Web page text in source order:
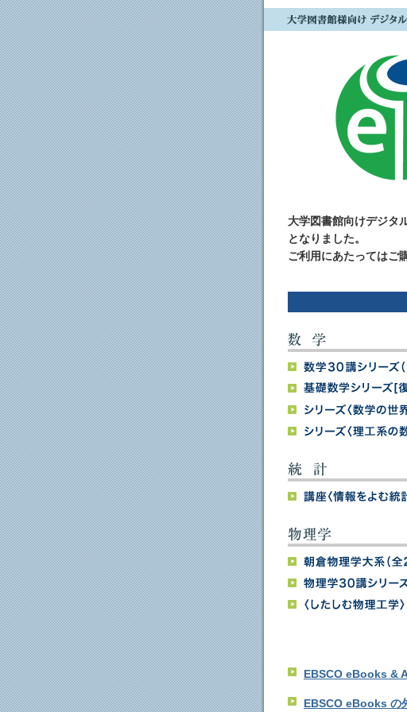
大学図書館向けデジタ
となりました。
ご利用にあたってはご
EBSCO eBooks &
EBSCO eBooks の